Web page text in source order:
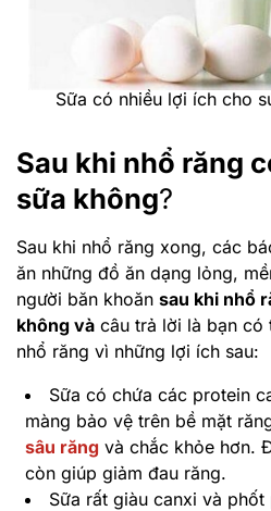
Sữa có nhiều lợi ích cho
Sau khi nhổ răng
sữa không?
Sau khi nhổ răng xong, các
ăn những đồ ăn dạng lỏng,
người băn khoăn sau khi nhổ
không và câu trả lời là bạn có
nhổ răng vì những lợi ích sau:
Sữa có chứa các protein
màng bảo vệ trên bề mặt
sâu răng và chắc khỏe hơn.
còn giúp giảm đau răng.
Sữa rất giàu canxi và